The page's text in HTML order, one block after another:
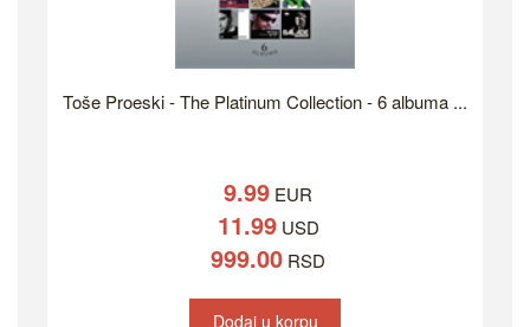
Toše Proeski - The Platinum Collection - 6 albuma ...
9.99 EUR
11.99USD
999.00 RSD
Dodaj u korpu